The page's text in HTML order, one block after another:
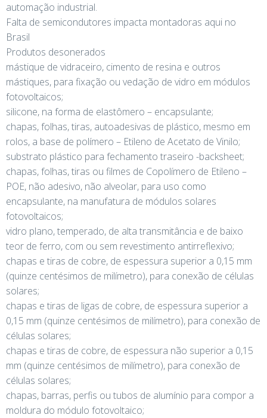
automação industrial.
Falta de semicondutores impacta montadoras aqui no
Brasil
Produtos desonerados
mástique de vidraceiro, cimento de resina e outros
mástiques, para fixação ou vedação de vidro em módulos
fotovoltaicos;
silicone, na forma de elastômero – encapsulante;
chapas, folhas, tiras, autoadesivas de plástico, mesmo em
rolos, a base de polímero – Etileno de Acetato de Vinilo;
substrato plástico para fechamento traseiro -backsheet;
chapas, folhas, tiras ou filmes de Copolímero de Etileno –
POE, não adesivo, não alveolar, para uso como
encapsulante, na manufatura de módulos solares
fotovoltaicos;
vidro plano, temperado, de alta transmitância e de baixo
teor de ferro, com ou sem revestimento antirreflexivo;
chapas e tiras de cobre, de espessura superior a 0,15 mm
(quinze centésimos de milímetro), para conexão de células
solares;
chapas e tiras de ligas de cobre, de espessura superior a
0,15 mm (quinze centésimos de milímetro), para conexão de
células solares;
chapas e tiras de cobre, de espessura não superior a 0,15
mm (quinze centésimos de milímetro), para conexão de
células solares;
chapas, barras, perfis ou tubos de alumínio para compor a
moldura do módulo fotovoltaico;